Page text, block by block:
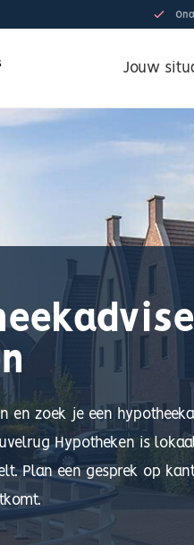
Jouw
en zoek je een
Hypotheken is
Plan een gesprek op